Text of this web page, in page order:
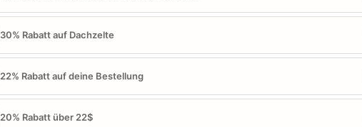
30% Rabatt auf Dachzelte
22% Rabatt auf deine Bestellung
20% Rabatt über 22$